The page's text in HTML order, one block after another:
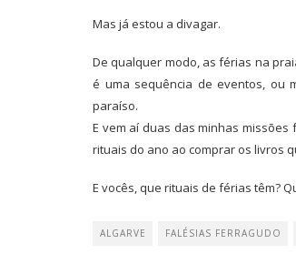
Mas já estou a divagar.
De qualquer modo, as férias na
é uma sequência de eventos, ou
paraíso.
E vem aí duas das minhas missões
rituais do ano ao comprar os livros
E vocês, que rituais de férias têm?
ALGARVE FALÉSIAS FERRAGUDO